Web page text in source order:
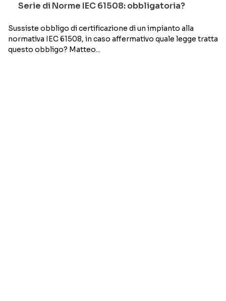
Serie di Norme IEC 61508: obbligatoria?
Sussiste obbligo di certificazione di un impianto alla
normativa IEC 61508, in caso affermativo quale legge tratta
questo obbligo? Matteo...